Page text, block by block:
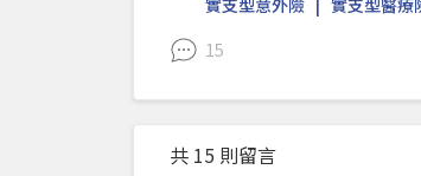
實支型意外險
實支型醫療
15
共 15 則留言